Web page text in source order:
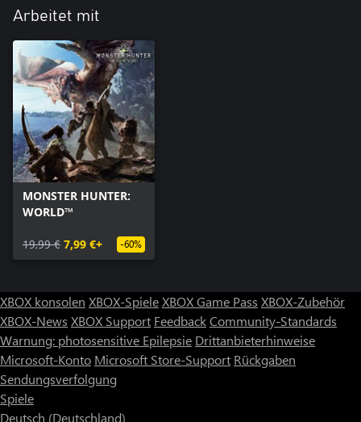
Arbeitet mit
MONSTER HUNTER:
WORLD™
19,99 € 7,99 €+ -60%
XBOX konsolen XBOX-SpieleXBOX Game Pass XBOX-Zubehör
XBOX-News XBOX Support FeedbackCommunity-Standards
Warnung: photosensitive Epilepsie Drittanbieterhinweise
Microsoft-Konto Microsoft Store-Support Rückgaben
Sendungsverfolgung
Spiele
Deutsch (Deutschland)